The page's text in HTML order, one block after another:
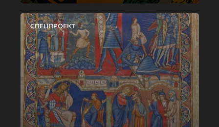
СПЕЦПРОЕКТ